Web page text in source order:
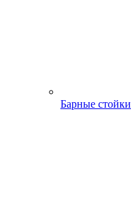
Барные стойки